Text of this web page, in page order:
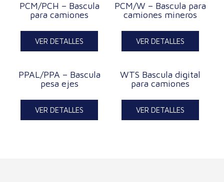
PCM/PCH – Bascula
para camiones
VER DETALLES
PCM/W – Bascula para
camiones mineros
VER DETALLES
PPAL/PPA – Bascula
pesa ejes
VER DETALLES
WTS Bascula digital
para camiones
VER DETALLES